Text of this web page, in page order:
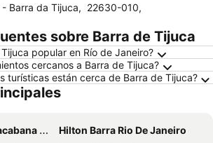
Barra da Tijuca, 22630-010,
sobre Barra de Tijuca
popular en Río de Janeiro?
cercanos a Barra de Tijuca?
turísticas están cerca de Barra de Tijuca?
Rio
Hilton Barra Rio De Janeiro